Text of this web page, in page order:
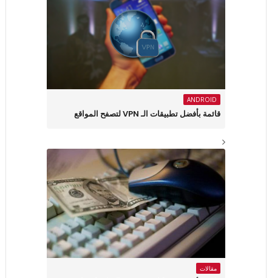
ANDROID
قائمة بأفضل تطبيقات الـ VPN لتصفح المواقع
مقالات